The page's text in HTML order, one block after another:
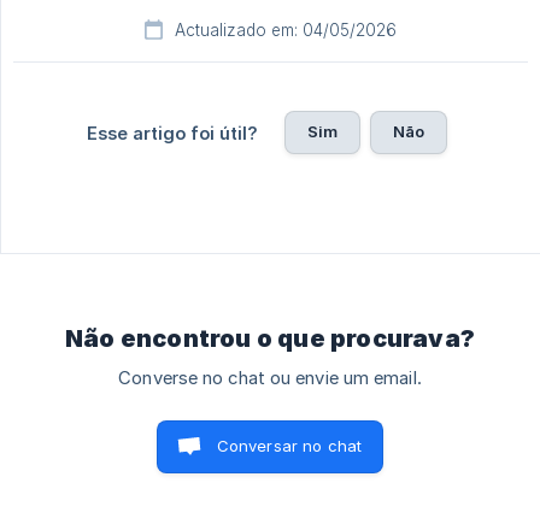
Actualizado em: 04/05/2026
Esse artigo foi útil? Sim Não
Não encontrou o que procurava?
Converse no chat ou envie um email.
Conversar no chat